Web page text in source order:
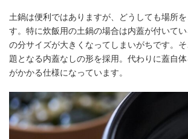
土鍋は便利ではありますが、どうしても場所
す。特に炊飯用の土鍋の場合は内蓋が付いて
の分サイズが大きくなってしまいがちです。
題となる内蓋なしの形を採用。代わりに蓋自
がかかる仕様になっています。